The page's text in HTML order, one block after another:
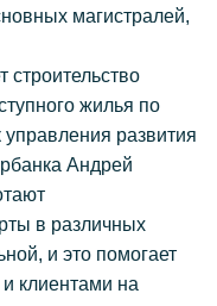
магистралей,
строительство
жилья по
развития
Андрей
в различных
и это помогает
клиентами на